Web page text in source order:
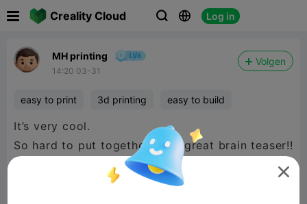
Creality Cloud   Log in
MH printing
14:20 03-31
Volgen
easy to print 3d printing easy to build
It’s very cool.
So hard to put together it’s a great brain teaser!!
